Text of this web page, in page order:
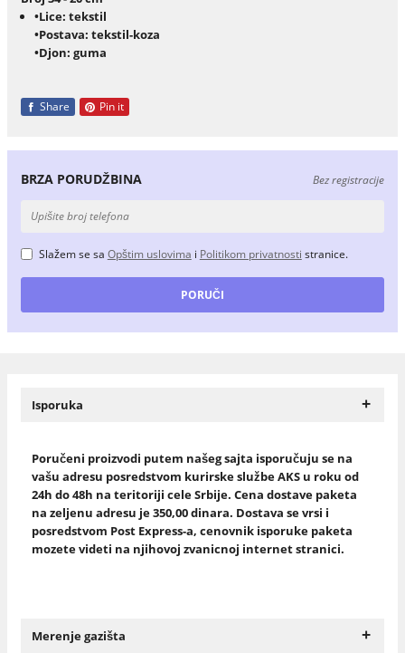
•Lice: tekstil
•Postava: tekstil-koza
•Djon: guma
Share Pin it
BRZA PORUDŽBINA Bez registracije
Slažem se sa Opštim uslovima i Politikom privatnosti stranice.
Isporuka +
Poručeni proizvodi putem našeg sajta isporučuju se na
vašu adresu posredstvom kurirske službe AKS u roku od
24h do 48h na teritoriji cele Srbije. Cena dostave paketa
na zeljenu adresu je 350,00 dinara. Dostava se vrsi i
posredstvom Post Express-a, cenovnik isporuke paketa
mozete videti na njihovoj zvanicnoj internet stranici.
Merenje gazišta +